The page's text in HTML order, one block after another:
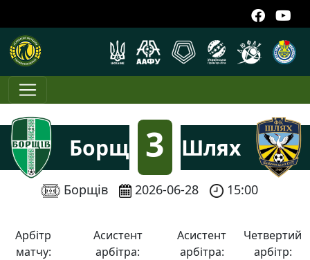
Борщів-2
3
:
Шлях
Борщів 2026-06-28 15:00
Арбітр
матчу:
Асистент
арбітра:
Асистент
арбітра:
Четвертий
арбітр: